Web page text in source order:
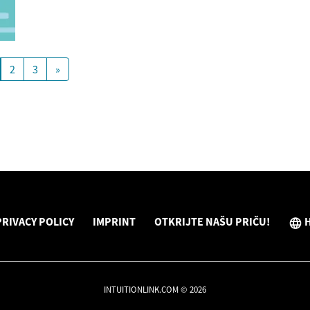
2 3 »
POLICY IMPRINT OTKRIJTE NAŠU PRIČU!
INTUITIONLINK.COM © 2026